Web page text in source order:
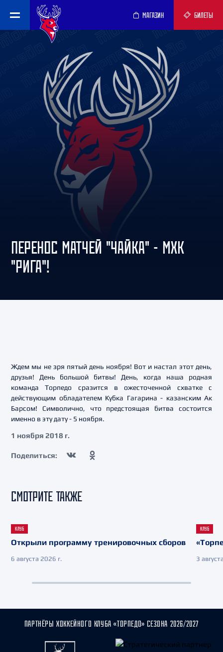
МАГАЗИН БИЛЕТЫ
ПЕРЕНОС МАТЧЕЙ "ЧАЙКА" - МХК
"РИГА"!
Ждем мы не зря пятый день ноября! Вот и настал этот день,
друзья! День большой битвы! День, когда наша родная
команда Торпедо сразится в ожесточенной схватке с
действующим обладателем Кубка Гагарина - казанским Ак
Барсом! Символично, что предстоящая битва состоится
именно в эту дату - 5 ноября.
1 ноября 2018 г.
Поделиться:
СМОТРИТЕ ТАКЖЕ
КЛУБ
Открыли программу тренировочных сборов
6 августа 2026 г.
КЛУБ
3
ПАРТНЁРЫ ХОККЕЙНОГО КЛУБА «ТОРПЕДО» СЕЗОНА 2026/2027